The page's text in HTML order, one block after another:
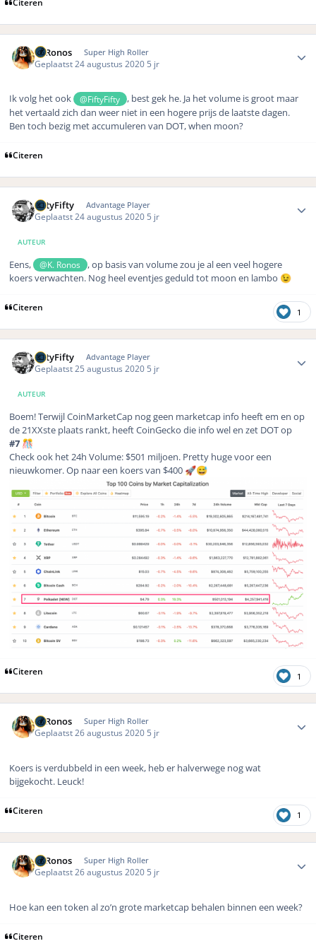
K. Ronos Super High Roller
Geplaatst 24 augustus 2020 5 jr
Ik volg het ook @FiftyFifty
, best gek he. Ja het volume is groot maar
het vertaald zich dan weer niet in een hogere prijs de laatste dagen.
Ben toch bezig met accumuleren van DOT, when moon?
Citeren
FiftyFifty Advantage Player
Geplaatst 24 augustus 2020 5 jr
AUTEUR
Eens, @K. Ronos
, op basis van volume zou je al een veel hogere
koers verwachten. Nog heel eventjes geduld tot moon en lambo 😉
Citeren 1
FiftyFifty Advantage Player
Geplaatst25 augustus 2020 5 jr
AUTEUR
Boem! Terwijl CoinMarketCap nog geen marketcap info heeft em en op
de 21XXste plaats rankt, heeft CoinGecko die info wel en zet DOT op
#7 🎊
Check ook het 24h Volume: $501 miljoen. Pretty huge voor een
nieuwkomer. Op naar een koers van $400 🚀😅
Citeren 1
K. Ronos Super High Roller
Geplaatst26 augustus 2020 5 jr
Koers is verdubbeld in een week, heb er halverwege nog wat
bijgekocht. Leuck!
Citeren 1
K. Ronos Super High Roller
Geplaatst26 augustus 2020 5 jr
Hoe kan een token al zo’n grote marketcap behalen binnen een week?
Citeren